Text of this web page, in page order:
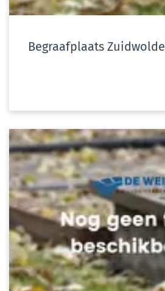
Begraafplaats Zuidwolde